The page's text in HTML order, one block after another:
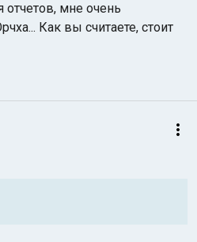
отчетов, мне очень
Как вы считаете, стоит